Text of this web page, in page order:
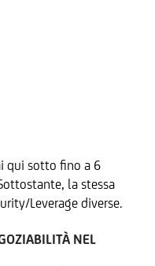
qui sotto fino a 6
la stessa
Leverage diverse.
NEL